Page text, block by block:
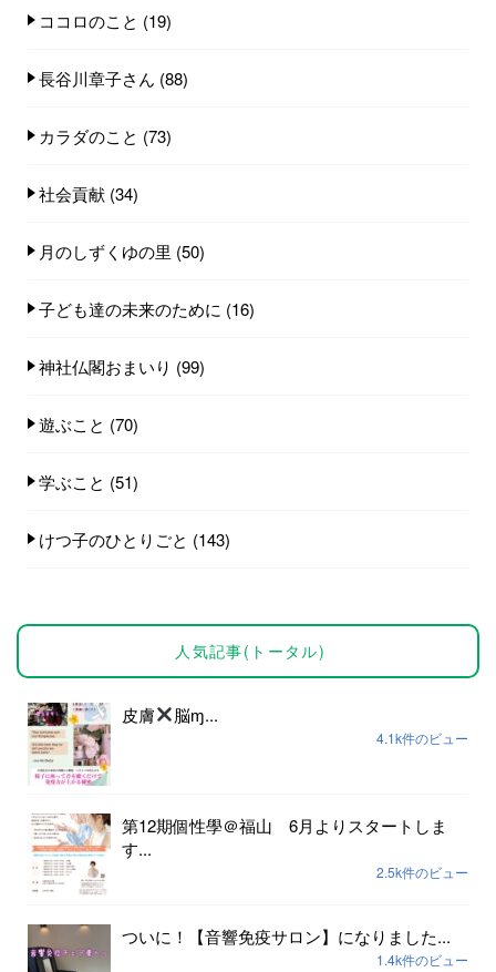
ココロのこと (19)
長谷川章子さん (88)
カラダのこと (73)
社会貢献 (34)
月のしずくゆの里 (50)
子ども達の未来のために (16)
神社仏閣おまいり (99)
遊ぶこと (70)
学ぶこと (51)
けつ子のひとりごと (143)
人気記事(トータル)
皮膚 脳ɱ...
4.1k件のビュー
第12期個性學＠福山 6月よりスタートしま
す...
2.5k件のビュー
ついに！【音響免疫サロン】になりました...
1.4k件のビュー